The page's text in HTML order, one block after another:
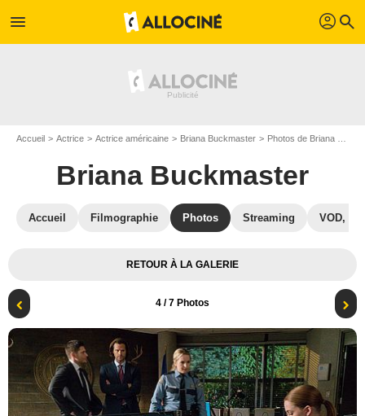
menu profil search
Accueil Actrice Actrice américaine Briana Buckmaster Photos de Briana Buckmaster
Briana Buckmaster
Accueil Filmographie Photos Streaming VOD,
RETOUR À LA GALERIE
4 / 7 Photos